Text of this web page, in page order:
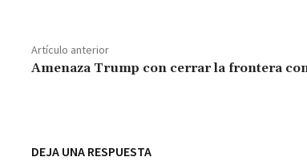
o
o
sA
p
ge m
Artículo anterior
Amenaza Trump con cerrar la frontera
DEJA UNA RESPUESTA